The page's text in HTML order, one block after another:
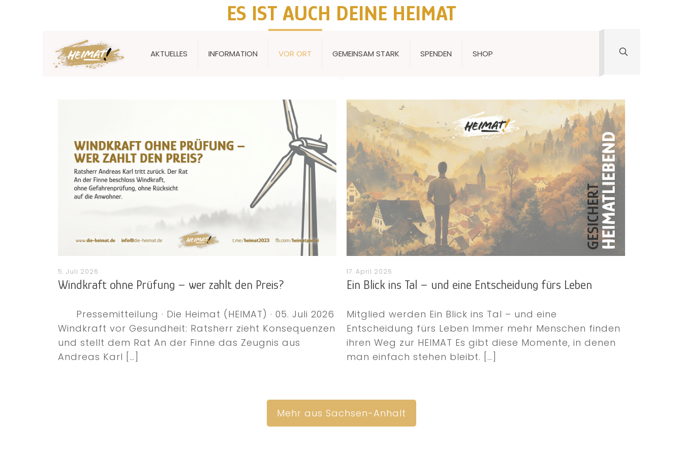
AKTUELLES INFORMATION VOR ORT GEMEINSAM STARK SPENDEN SHOP
ES IST AUCH DEINE HEIMAT
UNSERE WURZELN IM STURM FESTHÄLT.
5. Juli 2026
Windkraft ohne Prüfung – wer zahlt den Preis?
Pressemitteilung · Die Heimat (HEIMAT) · 05. Juli 2026
Windkraft vor Gesundheit: Ratsherr zieht Konsequenzen
und stellt dem Rat An der Finne das Zeugnis aus
Andreas Karl […]
17. April 2026
Ein Blick ins Tal – und eine Entscheidung fürs Leben
Mitglied werden Ein Blick ins Tal – und eine
Entscheidung fürs Leben Immer mehr Menschen finden
ihren Weg zur HEIMAT Es gibt diese Momente, in denen
man einfach stehen bleibt. […]
Mehr aus Sachsen-Anhalt